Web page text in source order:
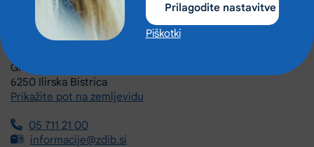
Prilagodite nastavitve
Piškotki
Gregorčičeva ulica 8
6250 Ilirska Bistrica
Prikažite pot na zemljevidu
05 711 21 00
informacije@zdib.si